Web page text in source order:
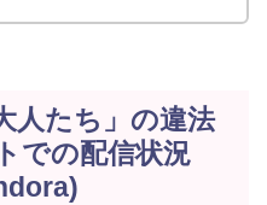
人たち」の違法
での配信状況